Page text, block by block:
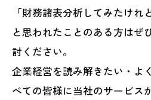
「財務諸表分析してみたけれ
と思われたことのある方はぜ
討ください。
企業経営を読み解きたい・よ
べての皆様に当社のサービス